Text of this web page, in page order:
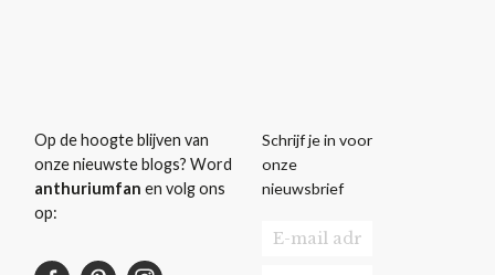
Op de hoogte blijven van
onze nieuwste blogs? Word
anthuriumfan en volg ons
op:
Schrijf je in voor
onze
nieuwsbrief